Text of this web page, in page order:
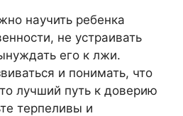
научить ребенка
не устраивать
его к лжи.
и понимать, что
лучший путь к доверию
терпеливы и